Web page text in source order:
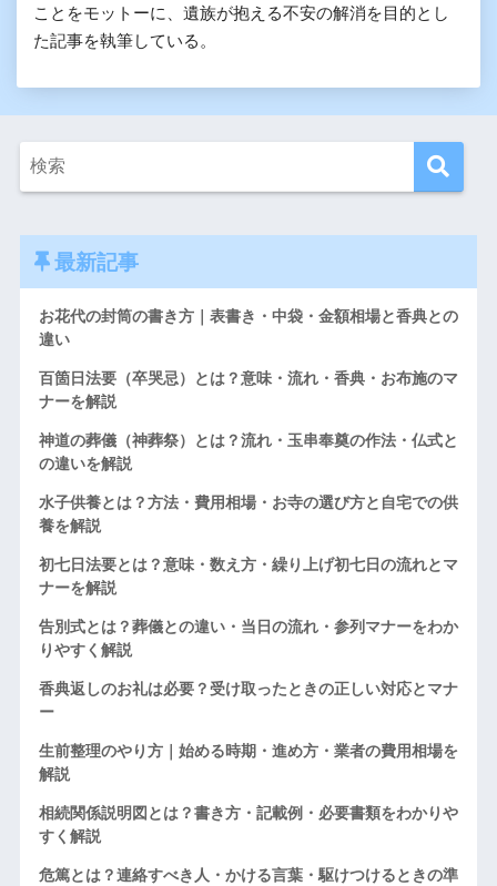
ことをモットーに、遺族が抱える不安の解消を目的とし
た記事を執筆している。
最新記事
お花代の封筒の書き方｜表書き・中袋・金額相場と香典との
違い
百箇日法要（卒哭忌）とは？意味・流れ・香典・お布施のマ
ナーを解説
神道の葬儀（神葬祭）とは？流れ・玉串奉奠の作法・仏式と
の違いを解説
水子供養とは？方法・費用相場・お寺の選び方と自宅での供
養を解説
初七日法要とは？意味・数え方・繰り上げ初七日の流れとマ
ナーを解説
告別式とは？葬儀との違い・当日の流れ・参列マナーをわか
りやすく解説
香典返しのお礼は必要？受け取ったときの正しい対応とマナ
ー
生前整理のやり方｜始める時期・進め方・業者の費用相場を
解説
相続関係説明図とは？書き方・記載例・必要書類をわかりや
すく解説
危篤とは？連絡すべき人・かける言葉・駆けつけるときの準